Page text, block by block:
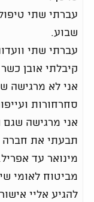
עברתי שתי
שבוע.
עברתי שתי
קיבלתי אובן כשר עבודה 100%
אני לא מרגישה
סחרחורות
אני מרגישה
תבעתי את חברה
מינואר עד
להגיע אליי אישור